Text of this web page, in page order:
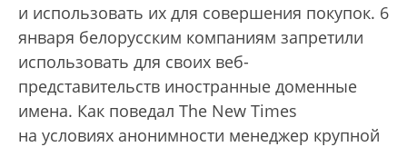
и использовать их для совершения покупок. 6
января белорусским компаниям запретили
использовать для своих веб-
представительств иностранные доменные
имена. Как поведал The New Times
на условиях анонимности менеджер крупной